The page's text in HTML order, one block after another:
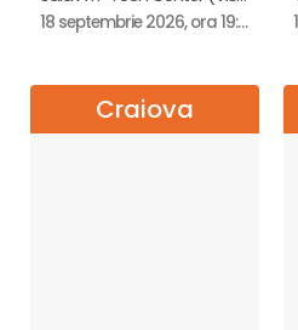
18 septembrie 2026, ora 19:00
Craiova